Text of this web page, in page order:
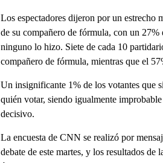
Los espectadores dijeron por un estrecho
de su compañero de fórmula, con un
ninguno lo hizo. Siete de cada 10
compañero de fórmula, mientras que el
Un insignificante 1% de los votantes que
quién votar, siendo igualmente
decisivo.
La encuesta de CNN se realizó por
debate de este martes, y los resultados de